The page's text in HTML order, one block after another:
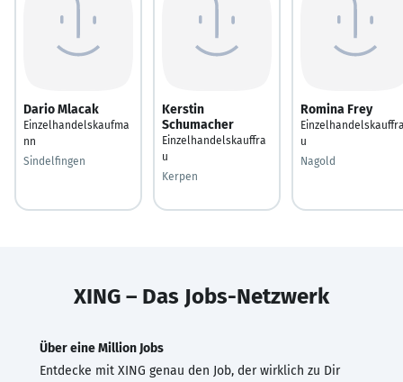
Dario Mlacak
Einzelhandelskaufma
nn
Sindelfingen
Kerstin
Schumacher
Einzelhandelskauffra
u
Kerpen
Romina Frey
u
Nagold
XING – Das Jobs-Netzwerk
Über eine Million Jobs
Entdecke mit XING genau den Job, der wirklich zu Dir